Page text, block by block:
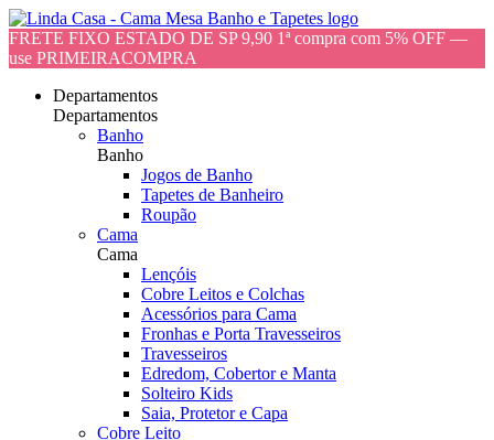
FRETE FIXO ESTADO DE SP 9,90 1ª compra com 5% OFF —
use PRIMEIRACOMPRA
Departamentos
Departamentos
Banho
Banho
Jogos de Banho
Tapetes de Banheiro
Roupão
Cama
Cama
Lençóis
Cobre Leitos e Colchas
Acessórios para Cama
Fronhas e Porta Travesseiros
Travesseiros
Edredom, Cobertor e Manta
Solteiro Kids
Saia, Protetor e Capa
Cobre Leito